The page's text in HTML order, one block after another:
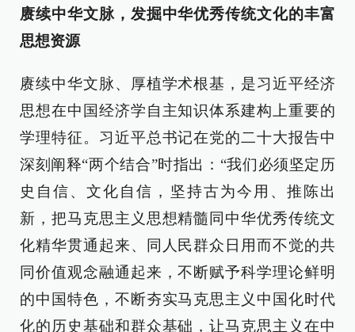
赓续中华文脉，发掘中华优秀传统文化的丰富
思想资源
赓续中华文脉、厚植学术根基，是习近平经济
思想在中国经济学自主知识体系建构上重要的
学理特征。习近平总书记在党的二十大报告中
深刻阐释“两个结合”时指出：“我们必须坚定历
史自信、文化自信，坚持古为今用、推陈出
新，把马克思主义思想精髓同中华优秀传统文
化精华贯通起来、同人民群众日用而不觉的共
同价值观念融通起来，不断赋予科学理论鲜明
的中国特色，不断夯实马克思主义中国化时代
化的历史基础和群众基础，让马克思主义在中